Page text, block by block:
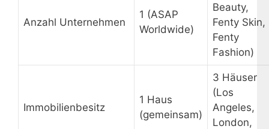
Anzahl Unternehmen
1 (ASAP
Worldwide)
Beauty,
Fenty Skin,
Fenty
Fashion)
Immobilienbesitz
1 Haus
(gemeinsam)
3 Häuser
(Los
Angeles,
London,